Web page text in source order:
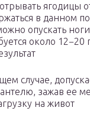
ягодицы
в данном
опускать
около 12−20
случае,
зажав ее
на живот